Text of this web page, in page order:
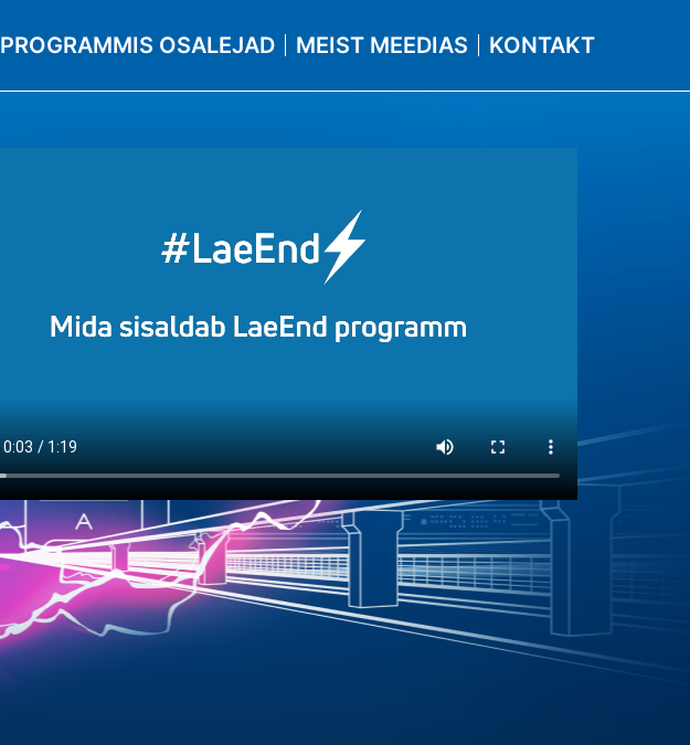
PROGRAMMIS OSALEJAD MEIST MEEDIAS KONTAKT